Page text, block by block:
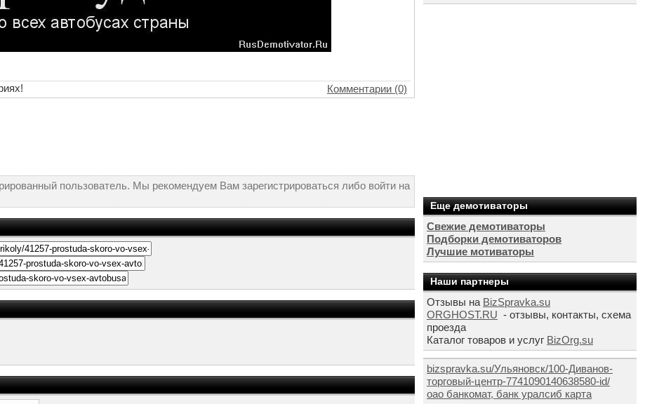
Комментарии (0)
пользователь. Мы рекомендуем Вам зарегистрироваться либо войти на
Еще демотиваторы
Свежие демотиваторы
Подборки демотиваторов
Лучшие мотиваторы
Наши партнеры
Отзывы на BizSpravka.su
ORGHOST.RU - отзывы, контакты, схема
проезда
Каталог товаров и услуг BizOrg.su
bizspravka.su/Ульяновск/100-Диванов-
торговый-центр-7741090140638580-id/
оао банкомат, банк уралсиб карта